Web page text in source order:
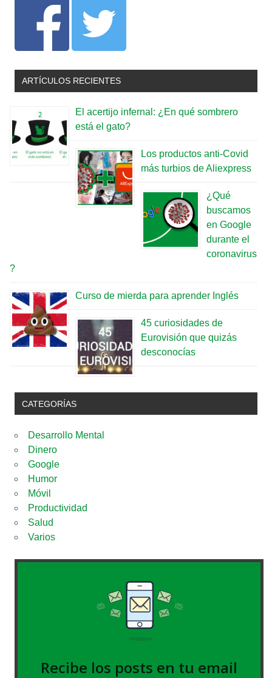
ARTÍCULOS RECIENTES
El acertijo infernal: ¿En qué sombrero
está el gato?
Los productos anti-Covid
más turbios de Aliexpress
¿Qué
buscamos
en Google
durante el
coronavirus
?
Curso de mierda para aprender Inglés
45 curiosidades de
Eurovisión que quizás
desconocías
CATEGORÍAS
Desarrollo Mental
Dinero
Google
Humor
Móvil
Productividad
Salud
Varios
Recibe los posts en tu email